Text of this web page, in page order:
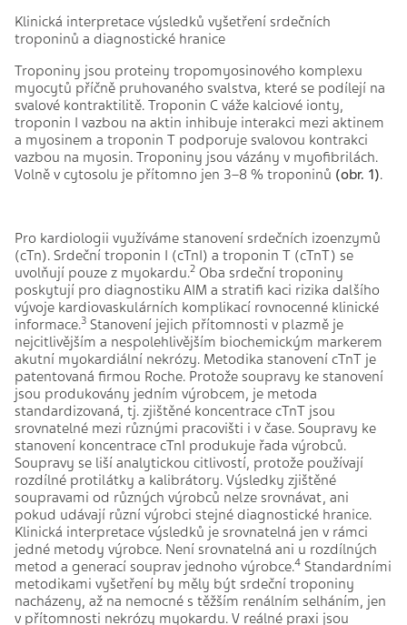
Klinická interpretace výsledků vyšetření srdečních
troponinů a diagnostické hranice
Troponiny jsou proteiny tropomyosinového komplexu
myocytů příčně pruhovaného svalstva, které se podílejí na
svalové kontraktilitě. Troponin C váže kalciové ionty,
troponin I vazbou na aktin inhibuje interakci mezi aktinem
a myosinem a troponin T podporuje svalovou kontrakci
vazbou na myosin. Troponiny jsou vázány v myofibrilách.
Volně v cytosolu je přítomno jen 3–8 % troponinů (obr. 1).
Pro kardiologii využíváme stanovení srdečních izoenzymů
(cTn). Srdeční troponin I (cTnI) a troponin T (cTnT) se
uvolňují pouze z myokardu.2 Oba srdeční troponiny
poskytují pro diagnostiku AIM a stratifi kaci rizika dalšího
vývoje kardiovaskulárních komplikací rovnocenné klinické
informace.3 Stanovení jejich přítomnosti v plazmě je
nejcitlivějším a nespolehlivějším biochemickým markerem
akutní myokardiální nekrózy. Metodika stanovení cTnT je
patentovaná firmou Roche. Protože soupravy ke stanovení
jsou produkovány jedním výrobcem, je metoda
standardizovaná, tj. zjištěné koncentrace cTnT jsou
srovnatelné mezi různými pracovišti i v čase. Soupravy ke
stanovení koncentrace cTnI produkuje řada výrobců.
Soupravy se liší analytickou citlivostí, protože používají
rozdílné protilátky a kalibrátory. Výsledky zjištěné
soupravami od různých výrobců nelze srovnávat, ani
pokud udávají různí výrobci stejné diagnostické hranice.
Klinická interpretace výsledků je srovnatelná jen v rámci
jedné metody výrobce. Není srovnatelná ani u rozdílných
metod a generací souprav jednoho výrobce.4 Standardními
metodikami vyšetření by měly být srdeční troponiny
nacházeny, až na nemocné s těžším renálním selháním, jen
v přítomnosti nekrózy myokardu. V reálné praxi jsou